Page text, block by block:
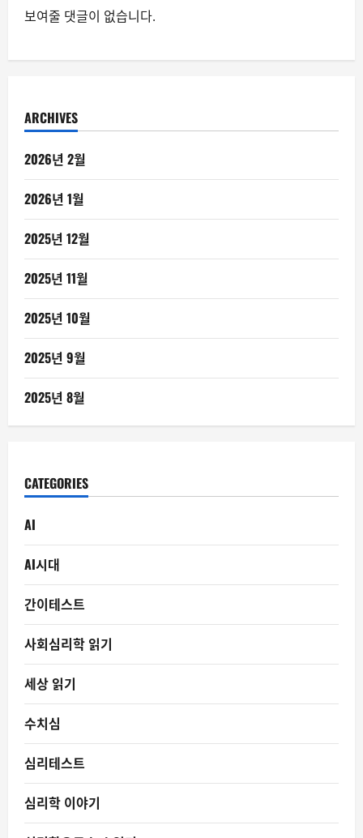
보여줄 댓글이 없습니다.
ARCHIVES
2026년 2월
2026년 1월
2025년 12월
2025년 11월
2025년 10월
2025년 9월
2025년 8월
CATEGORIES
AI
AI시대
간이테스트
사회심리학 읽기
세상 읽기
수치심
심리테스트
심리학 이야기